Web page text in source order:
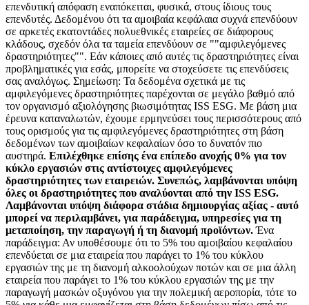
επενδυτική απόφαση εναπόκειται, φυσικά, στους ίδιους τους
επενδυτές. Δεδομένου ότι τα αμοιβαία κεφάλαια συχνά επενδύουν
σε αρκετές εκατοντάδες πολυεθνικές εταιρείες σε διάφορους
κλάδους, σχεδόν όλα τα ταμεία επενδύουν σε ""αμφιλεγόμενες
δραστηριότητες"". Εάν κάποιες από αυτές τις δραστηριότητες είναι
προβληματικές για εσάς, μπορείτε να στοχεύσετε τις επενδύσεις
σας αναλόγως. Σημείωση: Τα δεδομένα σχετικά με τις
αμφιλεγόμενες δραστηριότητες παρέχονται σε μεγάλο βαθμό από
τον οργανισμό αξιολόγησης βιωσιμότητας ISS ESG. Με βάση μια
έρευνα καταναλωτών, έχουμε ερμηνεύσει τους περισσότερους από
τους ορισμούς για τις αμφιλεγόμενες δραστηριότητες στη βάση
δεδομένων των αμοιβαίων κεφαλαίων όσο το δυνατόν πιο
αυστηρά. Επιλέχθηκε επίσης ένα επίπεδο ανοχής 0% για τον
κύκλο εργασιών στις αντίστοιχες αμφιλεγόμενες
δραστηριότητες των εταιρειών. Συνεπώς, λαμβάνονται υπόψη
όλες οι δραστηριότητες που αναλύονται από την ISS ESG.
Λαμβάνονται υπόψη διάφορα στάδια δημιουργίας αξίας - αυτό
μπορεί να περιλαμβάνει, για παράδειγμα, υπηρεσίες για τη
μεταποίηση, την παραγωγή ή τη διανομή προϊόντων.Ένα
παράδειγμα: Αν υποθέσουμε ότι το 5% του αμοιβαίου κεφαλαίου
επενδύεται σε μια εταιρεία που παράγει το 1% του κύκλου
εργασιών της με τη διανομή αλκοολούχων ποτών και σε μια άλλη
εταιρεία που παράγει το 1% του κύκλου εργασιών της με την
παραγωγή μασκών οξυγόνου για την πολεμική αεροπορία, τότε το